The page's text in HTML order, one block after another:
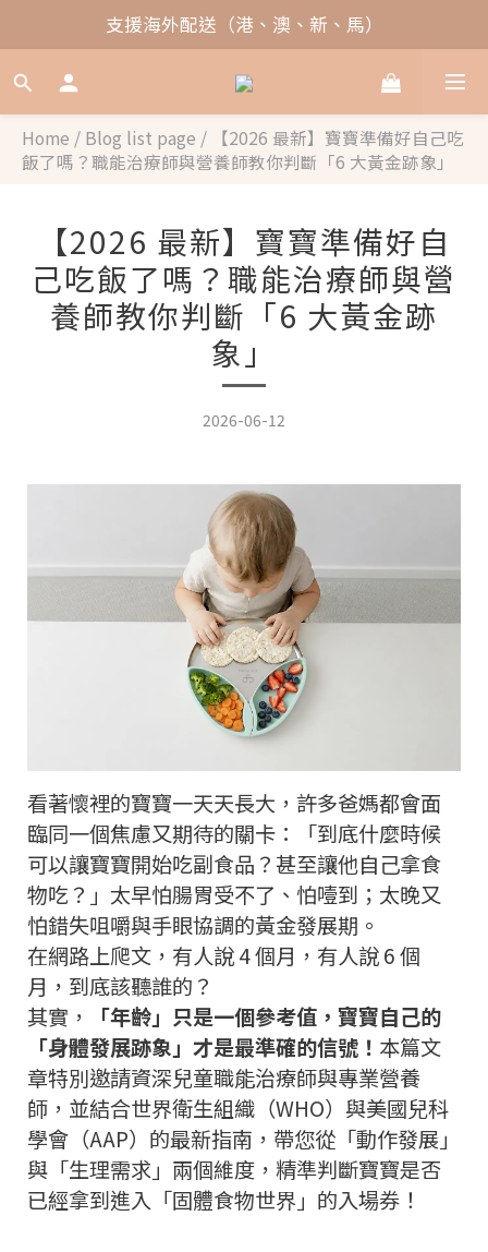
支援海外配送（港、澳、新、馬）
Home / Blog list page /
【2026 最新】寶寶準備好自己吃
飯了嗎？職能治療師與營養師教你判斷「6 大黃金跡象」
【2026 最新】寶寶準備好自
己吃飯了嗎？職能治療師與營
養師教你判斷「6 大黃金跡
象」
2026-06-12
看著懷裡的寶寶一天天長大，許多爸媽都會面
臨同一個焦慮又期待的關卡：「到底什麼時候
可以讓寶寶開始吃副食品？甚至讓他自己拿食
物吃？」太早怕腸胃受不了、怕噎到；太晚又
怕錯失咀嚼與手眼協調的黃金發展期。
在網路上爬文，有人說 4 個月，有人說 6 個
月，到底該聽誰的？
其實，
「年齡」只是一個參考值，寶寶自己的
「身體發展跡象」才是最準確的信號！ 本篇文
章特別邀請資深兒童職能治療師與專業營養
師，並結合世界衛生組織（WHO）與美國兒科
學會（AAP）的最新指南，帶您從「動作發展」
與「生理需求」兩個維度，精準判斷寶寶是否
已經拿到進入「固體食物世界」的入場券！